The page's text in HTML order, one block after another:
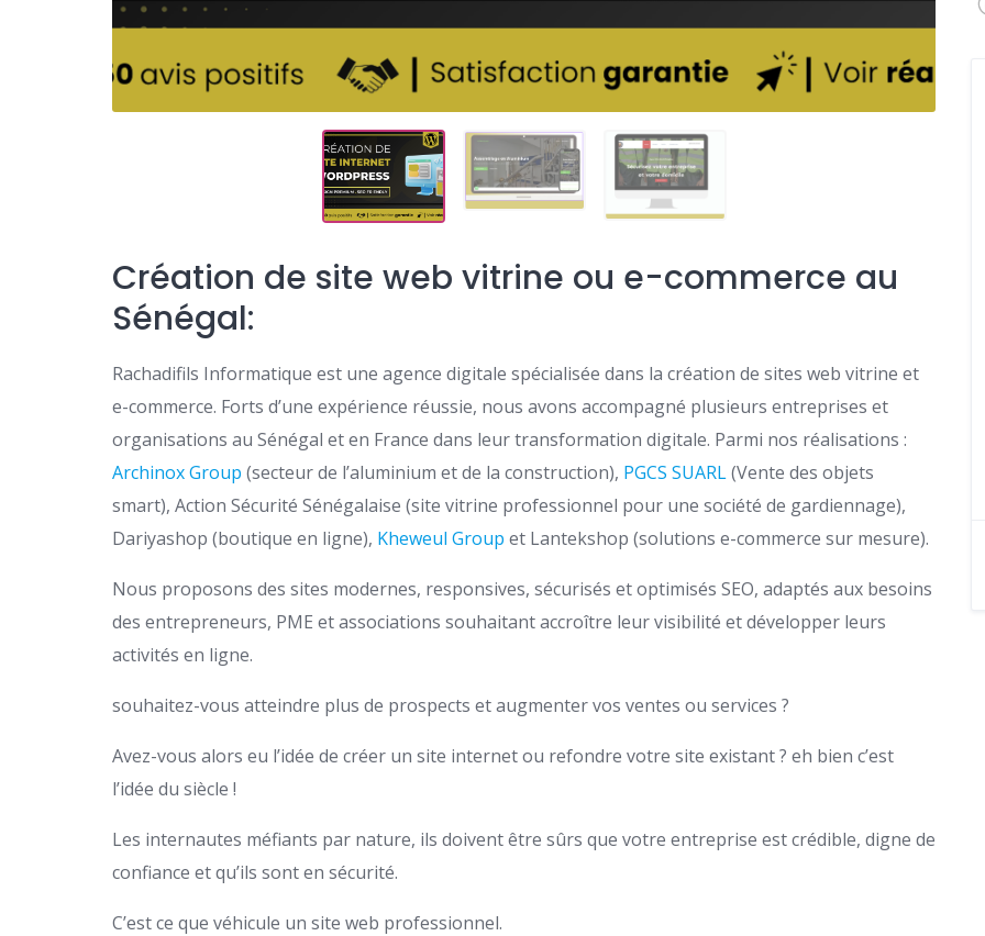
Création de site web vitrine ou e-commerce au
Sénégal:
Rachadifils Informatique est une agence digitale spécialisée dans la création de sites web vitrine et
e-commerce. Forts d’une expérience réussie, nous avons accompagné plusieurs entreprises et
organisations au Sénégal et en France dans leur transformation digitale. Parmi nos réalisations :
Archinox Group (secteur de l’aluminium et de la construction), PGCS SUARL(Vente des objets
smart), Action Sécurité Sénégalaise (site vitrine professionnel pour une société de gardiennage),
Dariyashop (boutique en ligne), Kheweul Group et Lantekshop (solutions e-commerce sur mesure).
Nous proposons des sites modernes, responsives, sécurisés et optimisés SEO, adaptés aux besoins
des entrepreneurs, PME et associations souhaitant accroître leur visibilité et développer leurs
activités en ligne.
souhaitez-vous atteindre plus de prospects et augmenter vos ventes ou services ?
Avez-vous alors eu l’idée de créer un site internet ou refondre votre site existant ? eh bien c’est
l’idée du siècle !
Les internautes méfiants par nature, ils doivent être sûrs que votre entreprise est crédible, digne de
confiance et qu’ils sont en sécurité.
C’est ce que véhicule un site web professionnel.